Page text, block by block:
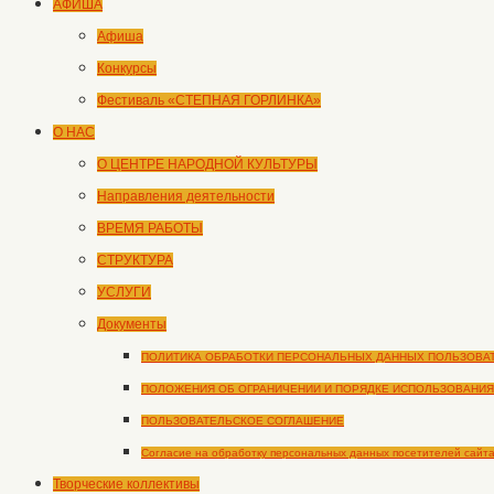
АФИША
Афиша
Конкурсы
Фестиваль «СТЕПНАЯ ГОРЛИНКА»
О НАС
О ЦЕНТРЕ НАРОДНОЙ КУЛЬТУРЫ
Направления деятельности
ВРЕМЯ РАБОТЫ
СТРУКТУРА
УСЛУГИ
Документы
ПОЛИТИКА ОБРАБОТКИ ПЕРСОНАЛЬНЫХ ДАННЫХ
ПОЛОЖЕНИЯ ОБ ОГРАНИЧЕНИИ И ПОРЯДКЕ
ПОЛЬЗОВАТЕЛЬСКОЕ СОГЛАШЕНИЕ
Согласие на обработку персональных данных посетителей сайта
Творческие коллективы